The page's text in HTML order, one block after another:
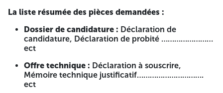
Réalisation
travaux
d'amélioration
urbaine
urbaine de la
Laacheche et
leterrain de
commune
Boudriaa ben
yadjis sur une
02 et Plus
Travaux Publics
avec code
Éclairage
bâtiment avec
code
La liste résumée des pièces demandées :
Dossier de candidature : Déclaration de
candidature, Déclaration de probité ……………………
ect
Offre technique : Déclaration à souscrire,
Mémoire technique justificatif………………………….
ect